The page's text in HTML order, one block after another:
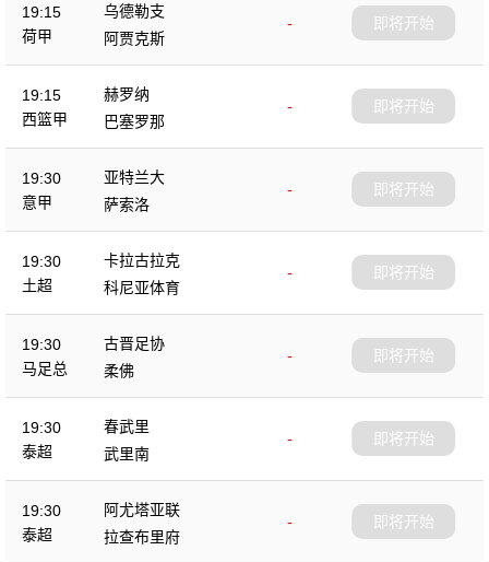
19:15
荷甲
乌德勒支
-
阿贾克斯
即将开始
19:15
西篮甲
赫罗纳
-
巴塞罗那
即将开始
19:30
意甲
亚特兰大
-
萨索洛
即将开始
19:30
土超
卡拉古拉克
-
科尼亚体育
即将开始
19:30
马足总
古晋足协
-
柔佛
即将开始
19:30
泰超
春武里
-
武里南
即将开始
19:30
泰超
阿尤塔亚联
-
拉查布里府
即将开始